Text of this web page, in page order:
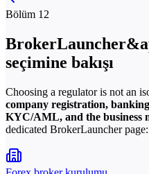
Bölüm 12
seçimine bakışı
Choosing a regulator is not an
company registration,
KYC/AML, and the business
dedicated BrokerLauncher page: